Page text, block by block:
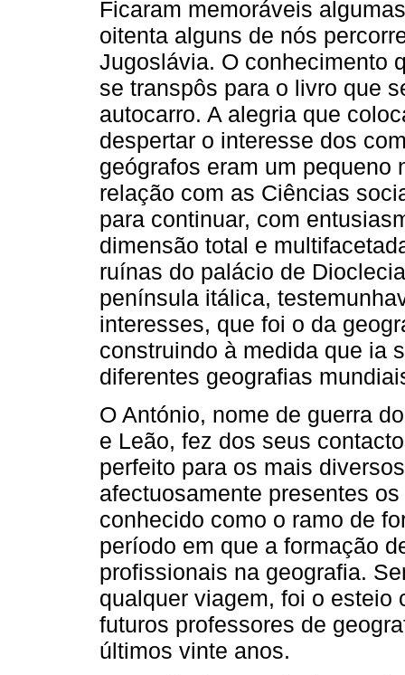
Ficaram memoráveis
oitenta alguns de nós
Jugoslávia. O conhecimento
se transpôs para o livro que
autocarro. A alegria que
despertar o interesse dos
geógrafos eram um pequeno
relação com as Ciências
para continuar, com
dimensão total e
ruínas do palácio de
península itálica,
interesses, que foi o da
cons­truindo à medida que ia
diferentes geografias
O António, nome de guerra
e Leão, fez dos seus
perfeito para os mais
afectuosamente presentes
conhecido como o ramo de
período em que a formação
profissionais na geografia.
qualquer viagem, foi o
futuros professores de
últimos vinte anos.